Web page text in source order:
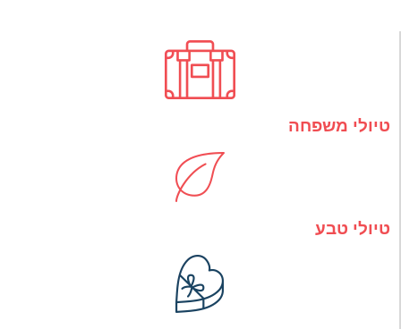
טיולי משפחה
טיולי טבע